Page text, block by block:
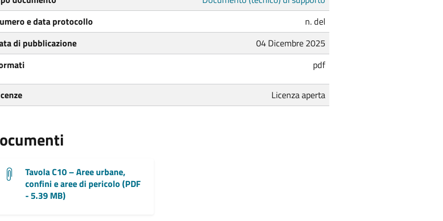
e data protocollo
n. del
di pubblicazione
04 Dicembre 2025
pdf
Licenza aperta
Tavola C10 – Aree urbane,
confini e aree di pericolo (PDF
- 5.39 MB)